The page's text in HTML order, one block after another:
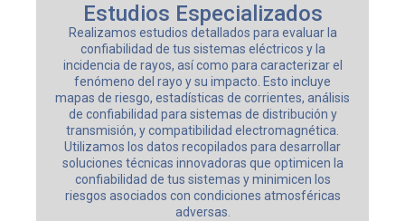
Estudios Especializados
Realizamos estudios detallados para evaluar la
confiabilidad de tus sistemas eléctricos y la
incidencia de rayos, así como para caracterizar el
fenómeno del rayo y su impacto. Esto incluye
mapas de riesgo, estadísticas de corrientes, análisis
de confiabilidad para sistemas de distribución y
transmisión, y compatibilidad electromagnética.
Utilizamos los datos recopilados para desarrollar
soluciones técnicas innovadoras que optimicen la
confiabilidad de tus sistemas y minimicen los
riesgos asociados con condiciones atmosféricas
adversas.